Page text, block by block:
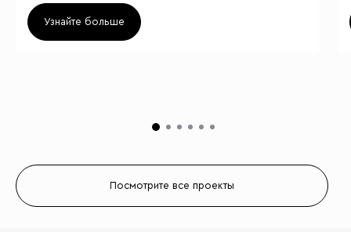
Посмотрите все проекты
Узнайте больше